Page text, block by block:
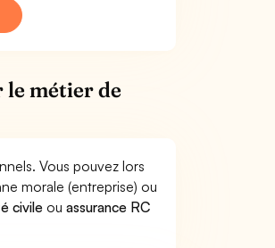
le métier de
Vous pouvez lors
morale (entreprise) ou
civile ouassurance RC